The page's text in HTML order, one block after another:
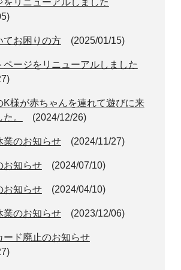
をリニューアルしました
てお困りの方(2025/01/15)
ページをリニューアルしました
K様が赤ちゃんを連れて遊びに来
。
(2024/12/26)
業のお知らせ(2024/11/27)
お知らせ(2024/07/10)
お知らせ(2024/04/10)
業のお知らせ(2023/12/06)
ード廃止のお知らせ